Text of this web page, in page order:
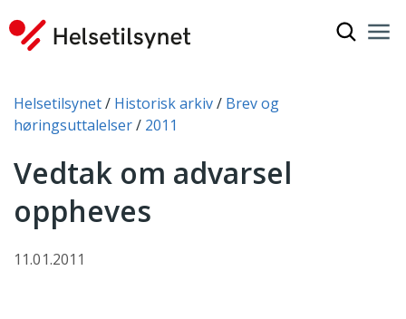
Du er her:
Helsetilsynet Historisk arkiv
Brev og
høringsuttalelser
2011
Vedtak om advarsel
oppheves
11.01.2011